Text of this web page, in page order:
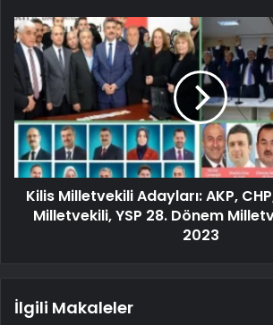
Kilis Milletvekili Adayları: AKP,
Milletvekili, YSP 28. Dönem
2023
İlgili Makaleler